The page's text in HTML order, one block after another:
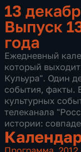
13
Выпуск
года
Ежедневный
который
Кульура". Один
события, факты.
культурных
телеканала
истории: